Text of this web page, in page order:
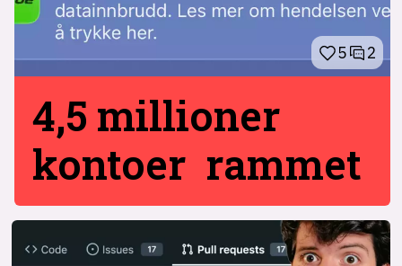
5 2
4,5 millioner
kontoer rammet